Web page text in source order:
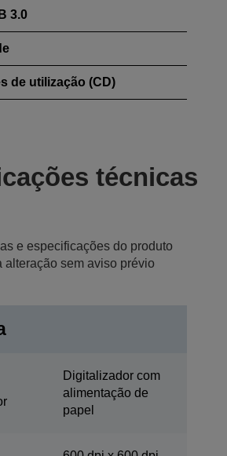
3.0
de utilização (CD)
técnicas
e especificações do produto
alteração sem aviso prévio
Digitalizador com
alimentação de
papel